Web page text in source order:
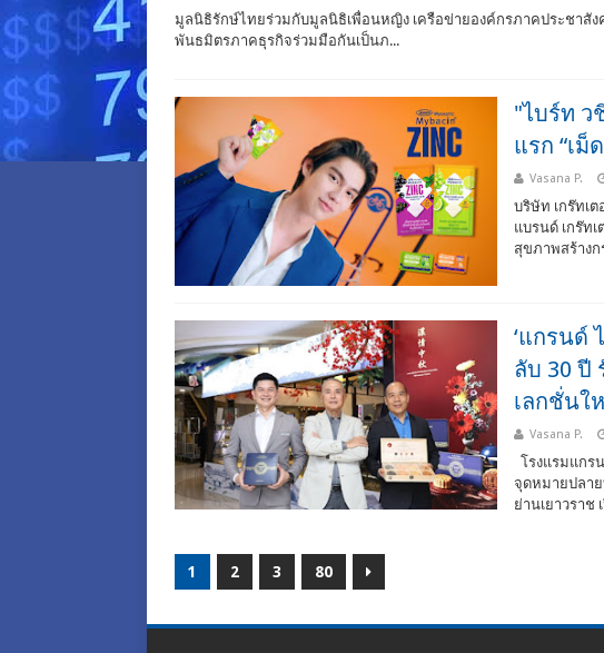
มูลนิธิรักษ์ไทยร่วมกับมูลนิธิเพื่อนหญิง เครือข่ายองค์กรภาคประชาสั
พันธมิตรภาคธุรกิจร่วมมือกันเป็นภ...
"ไบร์ท
แรก “เม็
Vasana P.
บริษัท เกร๊ทเ
แบรนด์ เกร๊ท
สุขภาพสร้างก
‘แกรนด์
ลับ 30 ปี
เลกชั่นใ
Vasana P.
โรงแรมแกร
จุดหมายปลาย
ย่านเยาวราช
1 2 3 80